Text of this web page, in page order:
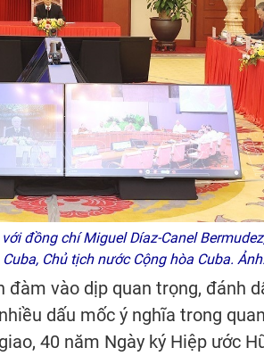
đồng chí Miguel Díaz-Canel
Chủ tịch nước Cộng hòa Cuba.
vào dịp quan trọng, đánh
dấu mốc ý nghĩa trong
40 năm Ngày ký Hiệp ước